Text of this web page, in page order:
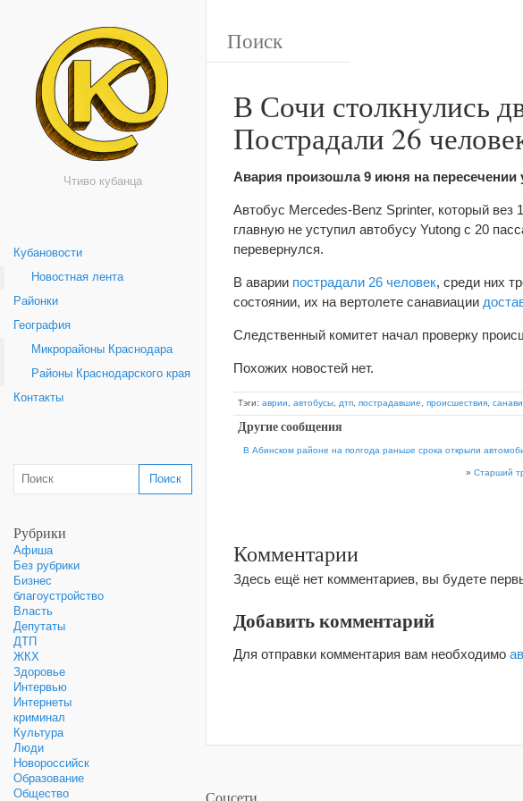
Чтиво кубанца
Кубановости
Новостная лента
Районки
География
Микрорайоны Краснодара
Районы Краснодарского края
Контакты
Рубрики
Афиша
Без рубрики
Бизнес
благоустройство
Власть
Депутаты
ДТП
ЖКХ
Здоровье
Интервью
Интернеты
криминал
Культура
Люди
Новороссийск
Образование
Общество
В Сочи столкнулись
Пострадали 26
Авария произошла 9 июня на пересечении
Автобус Mercedes-Benz Sprinter, который вез
главную не уступил автобусу Yutong с 20
перевернулся.
В аварии пострадали 26 человек, среди них
состоянии, их на вертолете санавиации
Следственный комитет начал проверку
Похожих новостей нет.
Тэги: аврии автобусы дтп пострадавшие происшествия
Другие сообщения
В Абинском районе на полгода раньше срока открыли
» Старший
Комментарии
Здесь ещё нет комментариев, вы будете
Добавить комментарий
Для отправки комментария вам необходимо